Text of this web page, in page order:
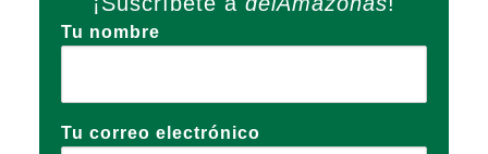
Tu nombre
Tu correo electrónico